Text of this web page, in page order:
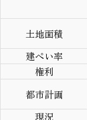
土地面積
建ぺい率
権利
都市計画
現況